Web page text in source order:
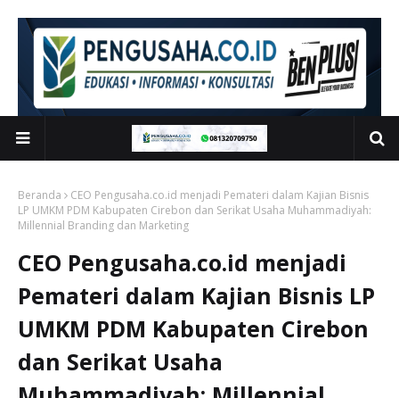
Beranda
CEO Pengusaha.co.id menjadi Pemateri dalam Kajian Bisnis
LP UMKM PDM Kabupaten Cirebon dan Serikat Usaha Muhammadiyah:
Millennial Branding dan Marketing
CEO Pengusaha.co.id menjadi
Pemateri dalam Kajian Bisnis LP
UMKM PDM Kabupaten Cirebon
dan Serikat Usaha